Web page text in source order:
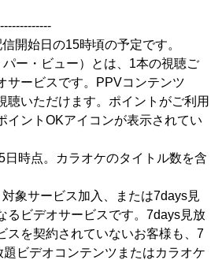
開始日の15時頃の予定です。
ー・ビュー）とは、1本の視聴ご
サービスです。PPVコンテンツ
聴いただけます。ポイントがご利用
イントOKアイコンが表示されてい
日時点。カラオケのタイトル数を含
象サービス加入、または7days見
るビデオサービスです。7days見放
スを契約されていないお客様も、7
題ビデオコンテンツまたはカラオケ